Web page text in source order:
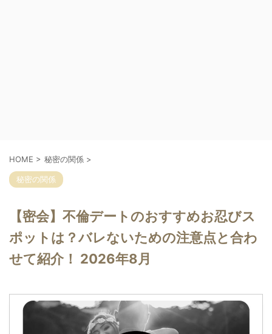
HOME > 秘密の関係 >
秘密の関係
【密会】不倫デートのおすすめお忍びス
ポットは？バレないための注意点と合わ
せて紹介！ 2026年8月